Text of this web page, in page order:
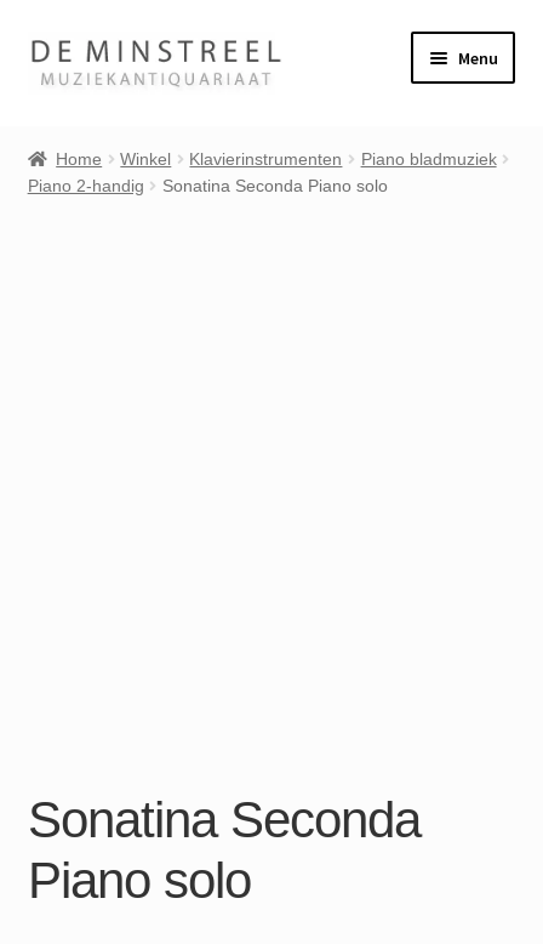
Ga
door
Ga
naar
Menu
Contact
Home Winkel Klavierinstrumenten
Piano bladmuziek
Piano 2-handig
Sonatina Seconda Piano solo
Sonatina Seconda
Piano solo